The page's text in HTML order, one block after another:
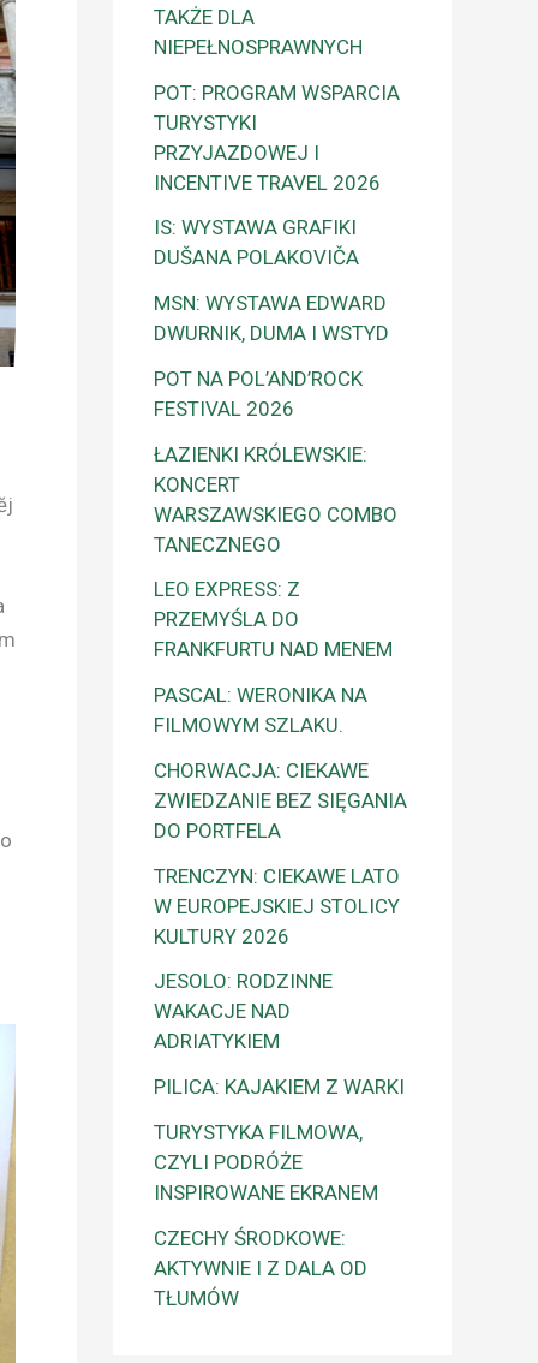
TAKŻE DLA
NIEPEŁNOSPRAWNYCH
POT: PROGRAM WSPARCIA
TURYSTYKI
PRZYJAZDOWEJ I
INCENTIVE TRAVEL 2026
IS: WYSTAWA GRAFIKI
DUŠANA POLAKOVIČA
MSN: WYSTAWA EDWARD
DWURNIK, DUMA I WSTYD
POT NA POL’AND’ROCK
FESTIVAL 2026
ŁAZIENKI KRÓLEWSKIE:
KONCERT
WARSZAWSKIEGO COMBO
TANECZNEGO
LEO EXPRESS: Z
PRZEMYŚLA DO
FRANKFURTU NAD MENEM
PASCAL: WERONIKA NA
FILMOWYM SZLAKU.
CHORWACJA: CIEKAWE
ZWIEDZANIE BEZ SIĘGANIA
DO PORTFELA
TRENCZYN: CIEKAWE LATO
W EUROPEJSKIEJ STOLICY
KULTURY 2026
JESOLO: RODZINNE
WAKACJE NAD
ADRIATYKIEM
PILICA: KAJAKIEM Z WARKI
TURYSTYKA FILMOWA,
CZYLI PODRÓŻE
INSPIROWANE EKRANEM
CZECHY ŚRODKOWE:
AKTYWNIE I Z DALA OD
TŁUMÓW